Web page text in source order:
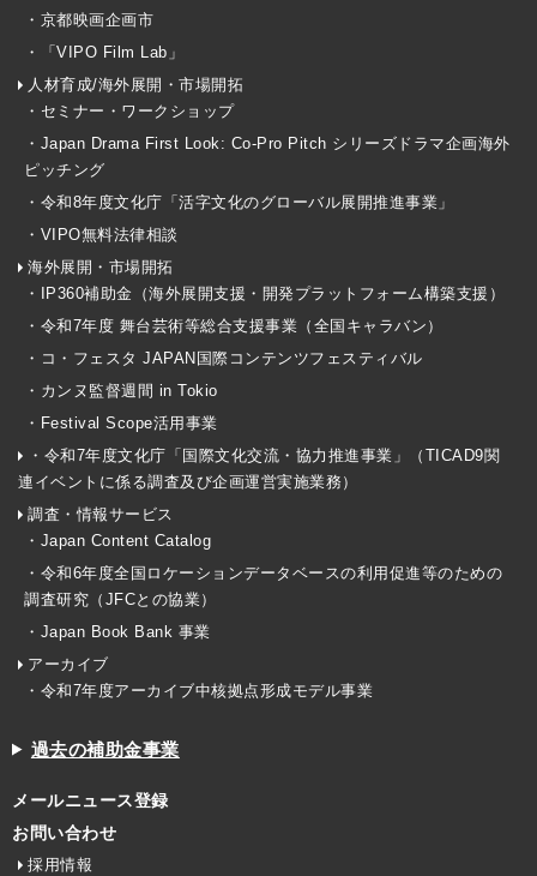
・京都映画企画市
・「VIPO Film Lab」
人材育成/海外展開・市場開拓
・セミナー・ワークショップ
・Japan Drama First Look: Co-Pro Pitch シリーズドラマ企画海外
ピッチング
・令和8年度文化庁「活字文化のグローバル展開推進事業」
・VIPO無料法律相談
海外展開・市場開拓
・IP360補助金（海外展開支援・開発プラットフォーム構築支援）
・令和7年度 舞台芸術等総合支援事業（全国キャラバン）
・コ・フェスタ JAPAN国際コンテンツフェスティバル
・カンヌ監督週間 in Tokio
・Festival Scope活用事業
・令和7年度文化庁「国際文化交流・協力推進事業」（TICAD9関
連イベントに係る調査及び企画運営実施業務）
調査・情報サービス
・Japan Content Catalog
・令和6年度全国ロケーションデータベースの利用促進等のための
調査研究（JFCとの協業）
・Japan Book Bank 事業
アーカイブ
・令和7年度アーカイブ中核拠点形成モデル事業
過去の補助金事業
メールニュース登録
お問い合わせ
採用情報